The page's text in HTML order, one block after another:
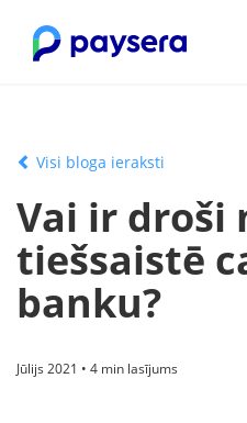
Visi bloga ieraksti
Vai ir droši
tiešsaistē
banku?
Jūlijs 2021 • 4 min lasījums